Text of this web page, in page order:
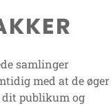
samlinger
med at de øger
dit publikum og